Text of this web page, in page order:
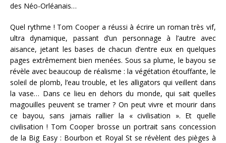
des Néo-Orléanais…
Quel rythme ! Tom Cooper a réussi à écrire un roman très vif,
ultra dynamique, passant d’un personnage à l’autre avec
aisance, jetant les bases de chacun d’entre eux en quelques
pages extrêmement bien menées. Sous sa plume, le bayou se
révèle avec beaucoup de réalisme : la végétation étouffante, le
soleil de plomb, l’eau trouble, et les alligators qui veillent dans
la vase… Dans ce lieu en dehors du monde, qui sait quelles
magouilles peuvent se tramer ? On peut vivre et mourir dans
ce bayou, sans jamais rallier la « civilisation ». Et quelle
civilisation ! Tom Cooper brosse un portrait sans concession
de la Big Easy : Bourbon et Royal St se révèlent des pièges à